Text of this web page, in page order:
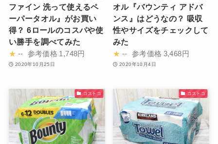
ファイン 洗って使えるペ
ーパータオル』がお買い
得？ 6ロールのコスパや使
い勝手を調べてみた
★ -- 参考価格 1,748円
2020年10月25日
オル『バウンティ アドバ
ンス』はどうなの？ 吸収
性やサイズをチェックして
みた
★ -- 参考価格 3,468円
2020年10月4日
コストコ コストコ